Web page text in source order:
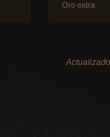
Oro extra